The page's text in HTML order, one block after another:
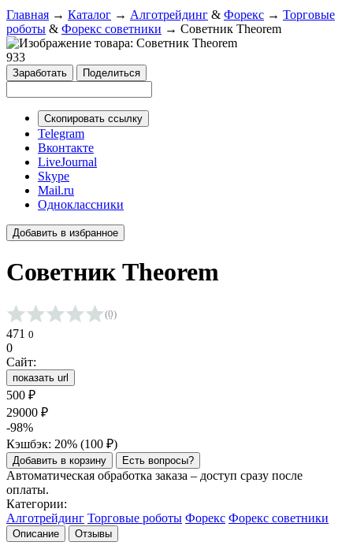
Главная → Каталог → Алготрейдинг & Форекс → Торговые
роботы & Форекс советники → Советник Theorem
933
Заработать Поделиться
Скопировать ссылку
Telegram
Вконтакте
LiveJournal
Skype
Mail.ru
Одноклассники
Добавить в избранное
Советник Theorem
Средняя оценка 0.0 из 5 на основании 0 голосов
(0)
471 0
0
Сайт:
показать url
500 ₽
29000 ₽
-98%
Кэшбэк: 20% (100 ₽)
Добавить в корзину Есть вопросы?
Автоматическая обработка заказа – доступ сразу после
оплаты.
Категории:
Алготрейдинг Торговые роботы Форекс Форекс советники
Описание Отзывы